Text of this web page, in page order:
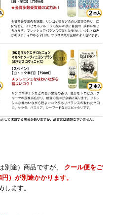
途）商品ですが、
クール便をご
）が別途かかります。
ます。